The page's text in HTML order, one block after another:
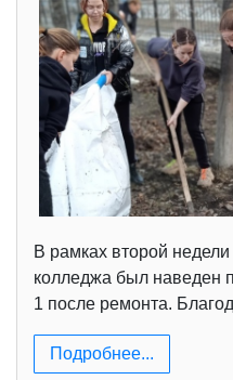
В рамках второй
колледжа был наведен
1 после ремонта.
Подробнее...